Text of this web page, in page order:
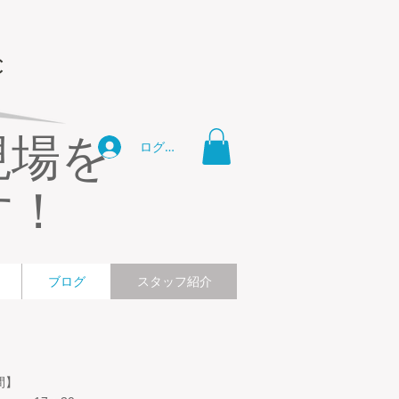
を
ログイン
ブログ スタッフ紹介